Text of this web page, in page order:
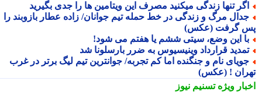
تنها زندگی میکنید مصرف این ویتامین ها را جدی بگیرید
مرگ و زندگی در خط حمله تیم جوانان/ زاده عطار بازوبند را
گرفت (عکس)
این وضع، سیتی ششم یا هفتم می شود!
قرارداد وینیسیوس به ضرر بارسلونا شد
نام و جنگنده اما کم تجربه/ جوانترین تیم لیگ برتر در غرب
! (عکس)
ویژهتسنیم نیوز